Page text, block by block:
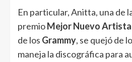
En particular, Anitta, una de
premioMejor Nuevo Artista
de los Grammy, se quejó de
maneja la discográfica para